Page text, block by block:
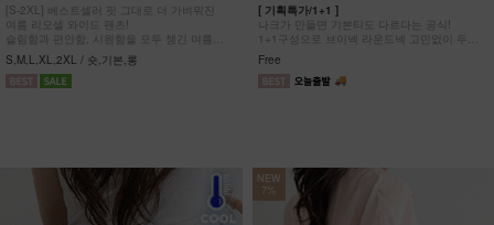
[S-2XL] 베스트셀러 핏 그대로 더 가벼워진
여름 리오셀 와이드 팬츠!
슬림함과 편안함, 시원함을 모두 챙긴 여름
완전정복 팬츠
S,M,L,XL,2XL / 숏,기본,롱
[ 기획특가/1+1 ]
나크가 만들면 기본티도 다르다는 공식!
1+1구성으로 브이넥 라운드넥 고민없이 두장
다 챙겨가세요
Free
NEW
7%